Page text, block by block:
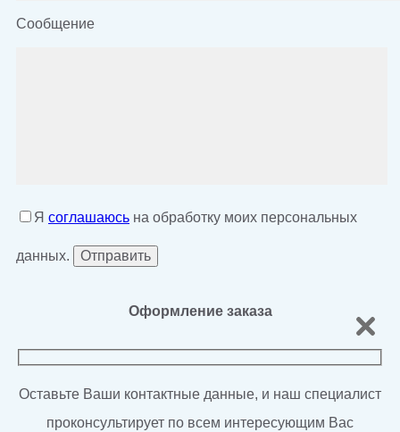
Сообщение
Я соглашаюсь на обработку моих персональных
данных.
Оформление заказа
Оставьте Ваши контактные данные, и наш специалист
проконсультирует по всем интересующим Вас